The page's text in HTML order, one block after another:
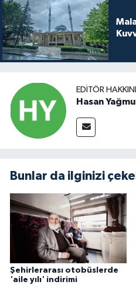
EDITÖR
Hasan
Bunlar da ilginizi
Şehirlerarası otobüslerde
'aile yılı' indirimi